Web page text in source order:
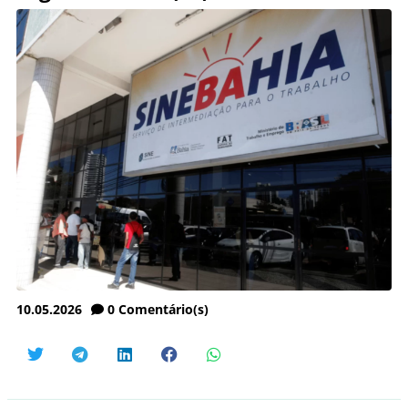
10.05.2026 0 Comentário(s)